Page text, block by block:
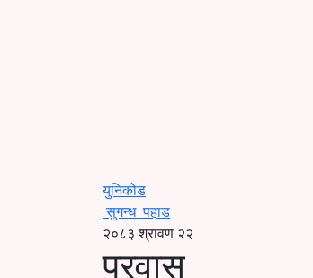
युनिकोड
सुगन्ध पहाड
२०८३ श्रावण २२
प्रवास